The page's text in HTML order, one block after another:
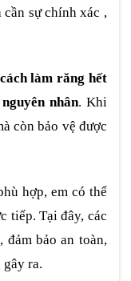
cần sự chính xác ,
cách làm răng hết
nhân. Khi
còn bảo vệ được
hợp, em có thể
tiếp. Tại đây, các
bảo an toàn,
ra.